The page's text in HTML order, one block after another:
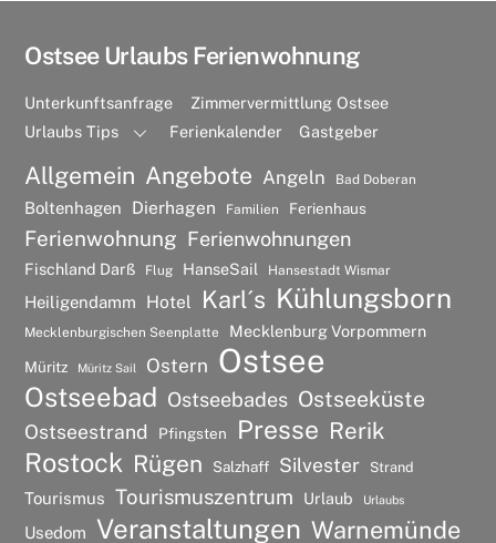
Ostsee Urlaubs Ferienwohnung
Unterkunftsanfrage
Zimmervermittlung Ostsee
Urlaubs Tips
Ferienkalender Gastgeber
Allgemein Angebote Angeln Bad Doberan
Boltenhagen Dierhagen Familien Ferienhaus
Ferienwohnung Ferienwohnungen
Fischland Darß Flug HanseSail Hansestadt Wismar
Heiligendamm Hotel Karl´s Kühlungsborn
Mecklenburgischen Seenplatte Mecklenburg Vorpommern
Müritz Müritz Sail Ostern Ostsee
Ostseebad Ostseebades Ostseeküste
Ostseestrand Pfingsten Presse Rerik
Rostock Rügen Salzhaff Silvester Strand
Tourismus Tourismuszentrum Urlaub Urlaubs
Usedom Veranstaltungen Warnemünde